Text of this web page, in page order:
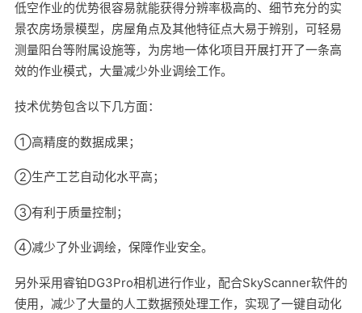
低空作业的优势很容易就能获得分辨率极高的、细节充分的实
景农房场景模型，房屋角点及其他特征点大易于辨别，可轻易
测量阳台等附属设施等，为房地一体化项目开展打开了一条高
效的作业模式，大量减少外业调绘工作。
技术优势包含以下几方面：
①高精度的数据成果；
②生产工艺自动化水平高；
③有利于质量控制；
④减少了外业调绘，保障作业安全。
另外采用睿铂DG3Pro相机进行作业，配合SkyScanner软件的
使用，减少了大量的人工数据预处理工作，实现了一键自动化